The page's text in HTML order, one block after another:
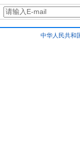
中华人民共和